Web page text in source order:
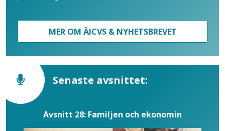
MER OM ÄICVS & NYHETSBREVET
Senaste avsnittet:
Avsnitt 28: Familjen och ekonomin